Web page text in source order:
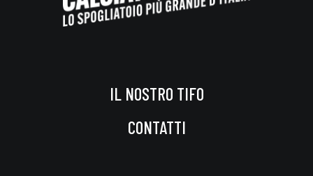
IL NOSTRO TIFO
CONTATTI